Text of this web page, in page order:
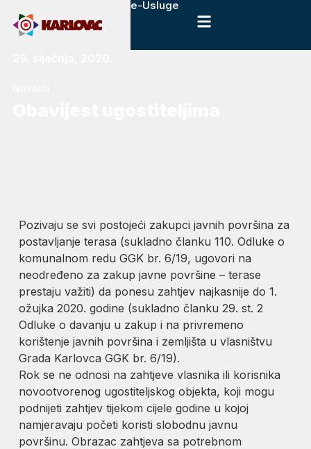
e-Usluge
Pozivaju se svi postojeći zakupci javnih površina za
postavljanje terasa (sukladno članku 110. Odluke o
komunalnom redu GGK br. 6/19, ugovori na
neodređeno za zakup javne površine – terase
prestaju važiti) da ponesu zahtjev najkasnije do 1.
ožujka 2020. godine (sukladno članku 29. st. 2
Odluke o davanju u zakup i na privremeno
korištenje javnih površina i zemljišta u vlasništvu
Grada Karlovca GGK br. 6/19).
Rok se ne odnosi na zahtjeve vlasnika ili korisnika
novootvorenog ugostiteljskog objekta, koji mogu
podnijeti zahtjev tijekom cijele godine u kojoj
namjeravaju početi koristi slobodnu javnu
površinu. Obrazac zahtjeva sa potrebnom